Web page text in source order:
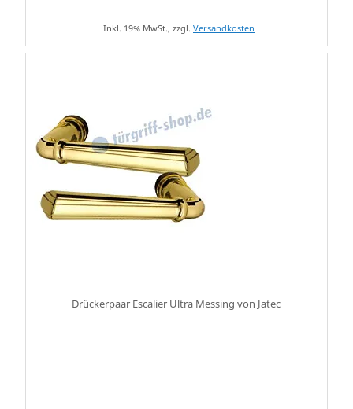
Inkl. 19% MwSt., zzgl. Versandkosten
Drückerpaar Escalier Ultra Messing von Jatec